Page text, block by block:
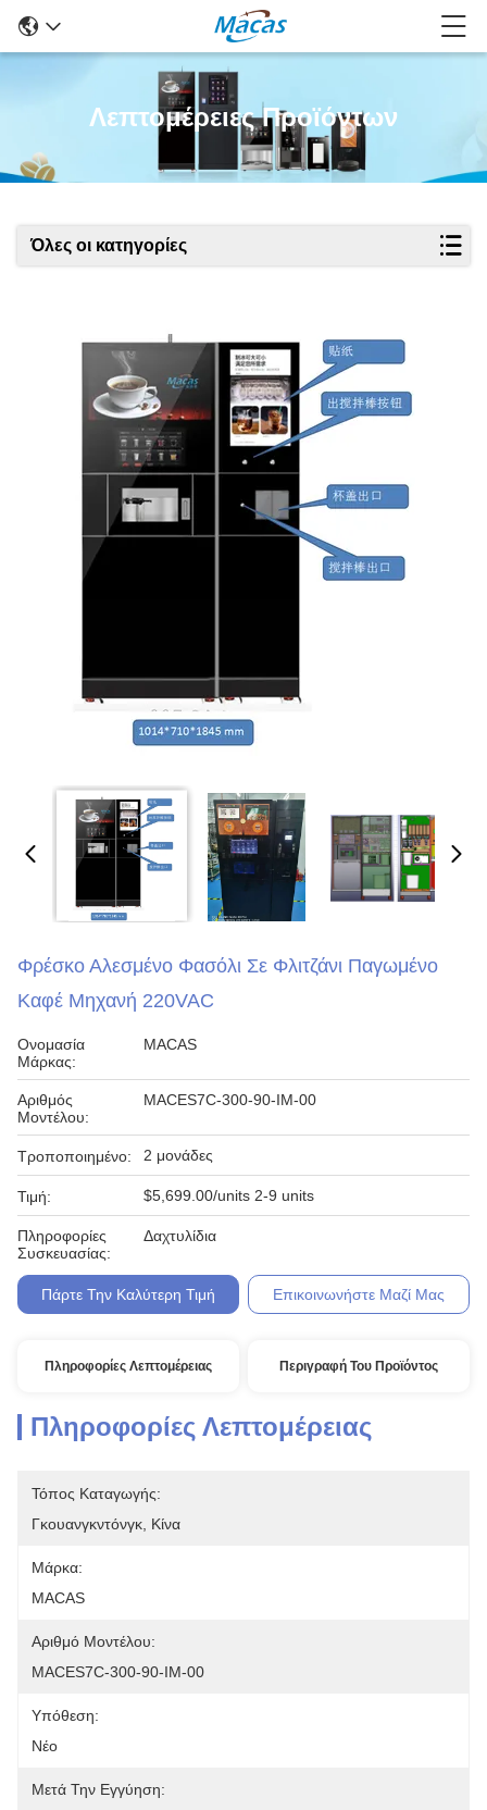
Λεπτομέρειες Προϊόντων
Όλες οι κατηγορίες
Φρέσκο Αλεσμένο Φασόλι Σε Φλιτζάνι Παγωμένο
Καφέ Μηχανή 220VAC
Ονομασία
Μάρκας:
MACAS
Αριθμός
Μοντέλου:
MACES7C-300-90-IM-00
Τροποποιημένο: 2 μονάδες
Τιμή: $5,699.00/units 2-9 units
Πληροφορίες
Συσκευασίας:
Δαχτυλίδια
Πάρτε Την Καλύτερη Τιμή Επικοινωνήστε Μαζί Μας
Πληροφορίες Λεπτομέρειας Περιγραφή Του Προϊόντος
Πληροφορίες Λεπτομέρειας
Τόπος Καταγωγής:
Γκουανγκντόνγκ, Κίνα
Μάρκα:
MACAS
Αριθμό Μοντέλου:
MACES7C-300-90-IM-00
Υπόθεση:
Νέο
Μετά Την Εγγύηση: